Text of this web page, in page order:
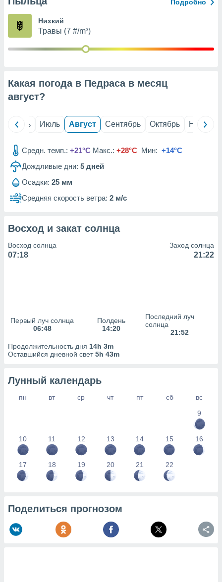
из
рекламы
сведения
Подробно
Низкий
Травы (7 #/m³)
Какая погода в Педраса в месяц
август?
Июнь Июль Август Сентябрь Октябрь Ноябрь
Средн. темп.: +21°C Макс.: +28°C Мин: +14°C
Дождливые дни: 5 дней
Осадки: 25 мм
Средняя скорость ветра: 2 м/с
Восход и закат солнца
Восход солнца
07:18
Заход солнца
21:22
Первый луч солнца
06:48
Полдень
14:20
Последний луч
солнца
21:52
Продолжительность дня 14h 3m
Оставшийся дневной свет5h 43m
Лунный календарь
пн вт ср чт пт сб
вс
9
10 11 12 13 14 15 16
17 18 19 20 21 22
Поделиться прогнозом